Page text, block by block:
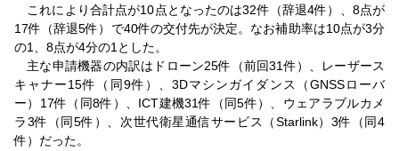
これにより合計点が10点となったのは32件（辞退4件）、8点が
17件（辞退5件）で40件の交付先が決定。なお補助率は10点が3分
の1、8点が4分の1とした。
主な申請機器の内訳はドローン25件（前回31件）、レーザース
キャナー15件（同9件）、3Dマシンガイダンス（GNSSローバ
ー）17件（同8件）、ICT建機31件（同5件）、ウェアラブルカメ
ラ3件（同5件）、次世代衛星通信サービス（Starlink）3件（同4
件）だった。